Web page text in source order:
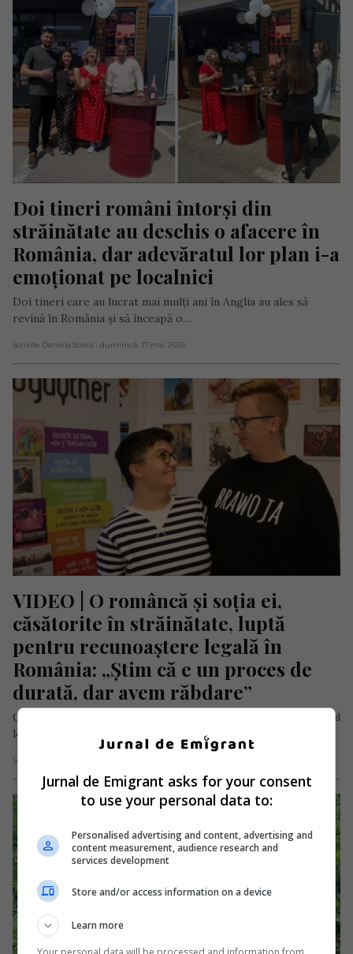
Doi tineri români întorși din
străinătate au deschis o afacere în
România, dar adevăratul lor plan i-a
emoționat pe localnici
Doi tineri care au lucrat mai mulți ani în Anglia au ales să
revină în România și să înceapă o…
Scris de Daniela Stoica - duminică, 17 mai 2026
VIDEO | O româncă și soția ei,
căsătorite în străinătate, luptă
pentru recunoaștere legală în
România: „Știm că e un proces de
durată, dar avem răbdare”
O româncă și soția ei, căsătorite legal în Spania, cer ca mariajul
lor să fie recunoscut și în România, după…
Scris de Daniela Stoica
Jurnal de Emigrant asks for your consent
to use your personal data to:
Personalised advertising and content, advertising and
content measurement, audience research and
services development
Store and/or access information on a device
Learn more